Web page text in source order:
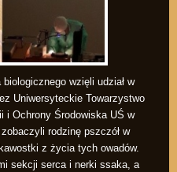
wzięli udział w
Uniwersyteckie Towarzystwo
i Ochrony Środowiska UŚ w
rodzinę pszczół w
z życia tych owadów.
sekcji serca i nerki ssaka, a